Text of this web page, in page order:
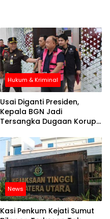
Hukum & Kriminal
Usai Diganti Presiden,
Kepala BGN Jadi
Tersangka Dugaan Korupsi
News
Kasi Penkum Kejati Sumut